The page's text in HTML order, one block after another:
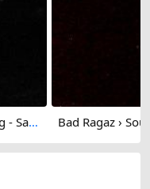
Flasch › North-west: Fläscherberg - Sargans - Gonzen